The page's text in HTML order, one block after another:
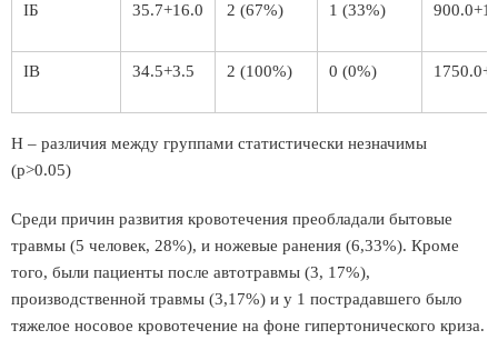
IБ 35.7+16.0 2 (67%) 1 (33%)
IВ 34.5+3.5 2 (100%) 0 (0%)
Н – различия между группами статистически незначимы
(р>0.05)
Среди причин развития кровотечения преобладали бытовые
травмы (5 человек, 28%), и ножевые ранения (6,33%). Кроме
того, были пациенты после автотравмы (3, 17%),
производственной травмы (3,17%) и у 1 пострадавшего было
тяжелое носовое кровотечение на фоне гипертонического криза.